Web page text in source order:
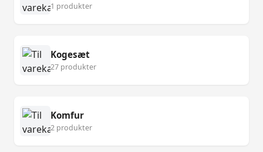
1 produkter
Kogesæt
27 produkter
Komfur
2 produkter